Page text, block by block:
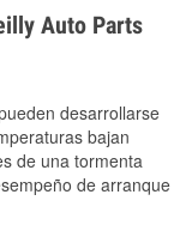
de frío
protección
To.
Auto Parts
desarrollarse
bajan
de una tormenta
de arranque